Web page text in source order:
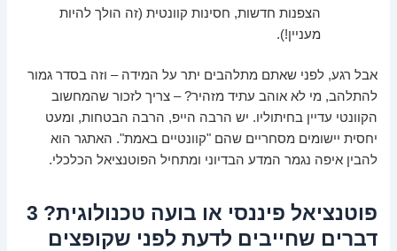
הצפנות חדשות, חסינות קוונטית (זה הולך להיות
מעניין!).
אבל רגע, לפני שאתם מתלהבים יתר על המידה – וזה בסדר גמור
להתלהב, מי לא אוהב עתיד מזהיר? – צריך לזכור שהמחשוב
הקוונטי עדיין בחיתוליו. יש הרבה הייפ, הרבה הבטחות, ומעט
יחסית יישומים מסחריים שהם "קוונטיים באמת". האתגר הוא
להבין איפה נגמר המדע הבדיוני ומתחיל הפוטנציאל הכלכלי.
פוטנציאל פיננסי או בועה טכנולוגית? 3
דברים שחייבים לדעת לפני שקופצים